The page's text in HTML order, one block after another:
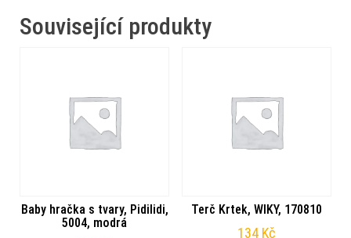
Související produkty
Baby hračka s tvary, Pidilidi,
5004, modrá
Terč Krtek, WIKY, 170810
134 Kč